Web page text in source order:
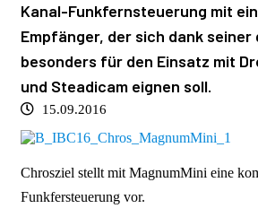
Kanal-Funkfernsteuerung mit
Empfänger, der sich dank seiner
besonders für den Einsatz mit
und Steadicam eignen soll.
15.09.2016
Chrosziel stellt mit MagnumMini eine
Funkfersteuerung vor.